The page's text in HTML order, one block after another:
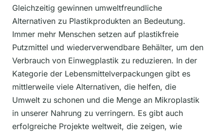
Gleichzeitig gewinnen umweltfreundliche
Alternativen zu Plastikprodukten an Bedeutung.
Immer mehr Menschen setzen auf plastikfreie
Putzmittel und wiederverwendbare Behälter, um den
Verbrauch von Einwegplastik zu reduzieren. In der
Kategorie der Lebensmittelverpackungen gibt es
mittlerweile viele Alternativen, die helfen, die
Umwelt zu schonen und die Menge an Mikroplastik
in unserer Nahrung zu verringern. Es gibt auch
erfolgreiche Projekte weltweit, die zeigen, wie